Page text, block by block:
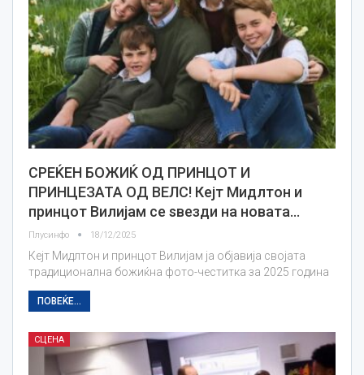
СРЕЌЕН БОЖИЌ ОД ПРИНЦОТ И
ПРИНЦЕЗАТА ОД ВЕЛС! Кејт Мидлтон и
принцот Вилијам се ѕвезди на новата…
Плусинфо 18/12/2025
Кејт Мидлтон и принцот Вилијам ја објавија својата
традиционална божиќна фото-честитка за 2025 година
ПОВЕЌЕ...
СЦЕНА